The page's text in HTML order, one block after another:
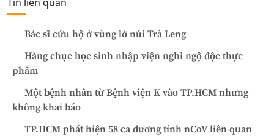
Bác sĩ cứu hộ ở vùng lở núi Trà Leng
Hàng chục học sinh nhập viện nghi ngộ độc thực
phẩm
Một bệnh nhân từ Bệnh viện K vào TP.HCM nhưng
không khai báo
TP.HCM phát hiện 58 ca dương tính nCoV liên quan